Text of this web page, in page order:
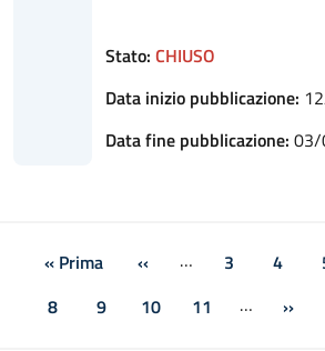
Stato: CHIUSO
Data inizio pubblicazione:
Data fine pubblicazione:
Prima pagina
« Prima Pagina precedente
‹‹ … Pagina
3 4
Pagina
8 Pagina
9 Pagina
10 Pagina
11 … ››